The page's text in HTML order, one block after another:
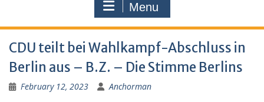
Menu
CDU teilt bei Wahlkampf-Abschluss in
Berlin aus – B.Z. – Die Stimme Berlins
February 12, 2023 Anchorman